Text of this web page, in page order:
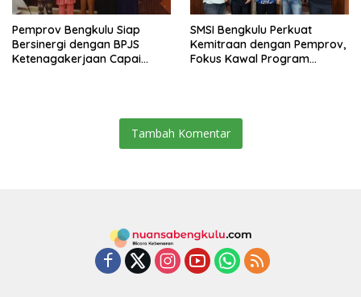
Pemprov Bengkulu Siap
Bersinergi dengan BPJS
Ketenagakerjaan Capai
SMSI Bengkulu Perkuat
Kemitraan dengan Pemprov,
Fokus Kawal Program
Tambah Komentar